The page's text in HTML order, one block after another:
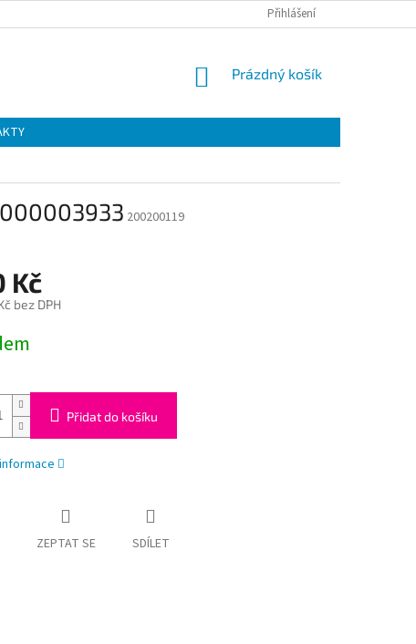
Přihlášení
NÁKUPNÍ
Prázdný košík
200200119
Kč
bez DPH
Přidat do košíku
ZEPTAT SE SDÍLET